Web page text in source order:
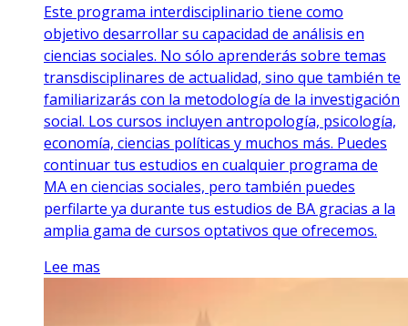
Este programa interdisciplinario tiene como
objetivo desarrollar su capacidad de análisis en
ciencias sociales. No sólo aprenderás sobre temas
transdisciplinares de actualidad, sino que también te
familiarizarás con la metodología de la investigación
social. Los cursos incluyen antropología, psicología,
economía, ciencias políticas y muchos más. Puedes
continuar tus estudios en cualquier programa de
MA en ciencias sociales, pero también puedes
perfilarte ya durante tus estudios de BA gracias a la
amplia gama de cursos optativos que ofrecemos.
Lee mas